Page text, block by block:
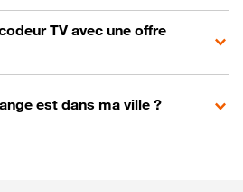
TV avec une offre
est dans ma ville ?